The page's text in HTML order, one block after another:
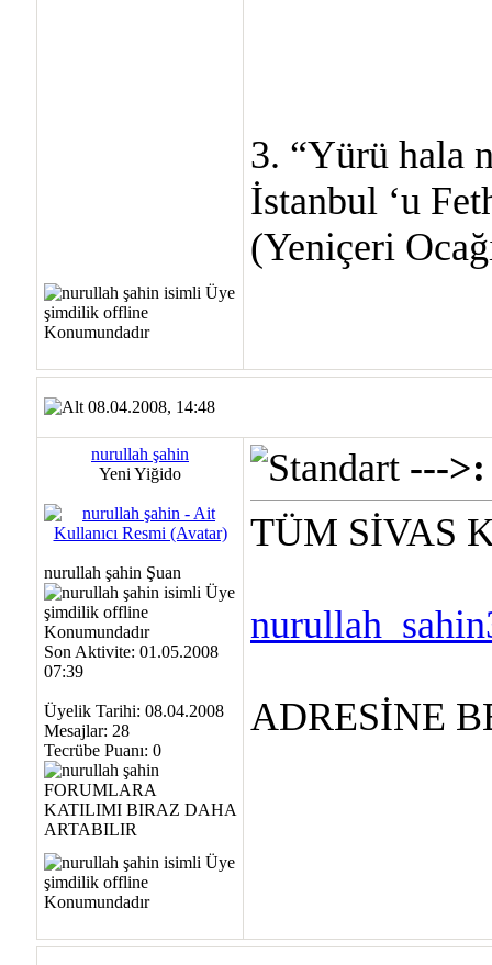
3. “Yürü hala
İstanbul ‘u
(Yeniçeri
08.04.2008, 14:48
nurullah şahin
Yeni Yiğido
nurullah şahin Şuan
Son Aktivite: 01.05.2008
07:39
Üyelik Tarihi: 08.04.2008
Mesajlar: 28
Tecrübe Puanı: 0
---
TÜM SİVAS
ADRESİNE